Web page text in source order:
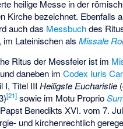
heilige Messe in der
Kirche bezeichnet. Ebenfalls
auch das Messbuchdes
im Lateinischen alsMissale
Ritus der Messfeier ist im
und daneben imCodex Iuris
I, Titel IIIHeiligste Eucharistie
[21] sowie im Motu Proprio
Papst Benedikts XVI. vom 7.
und kirchenrechtlich